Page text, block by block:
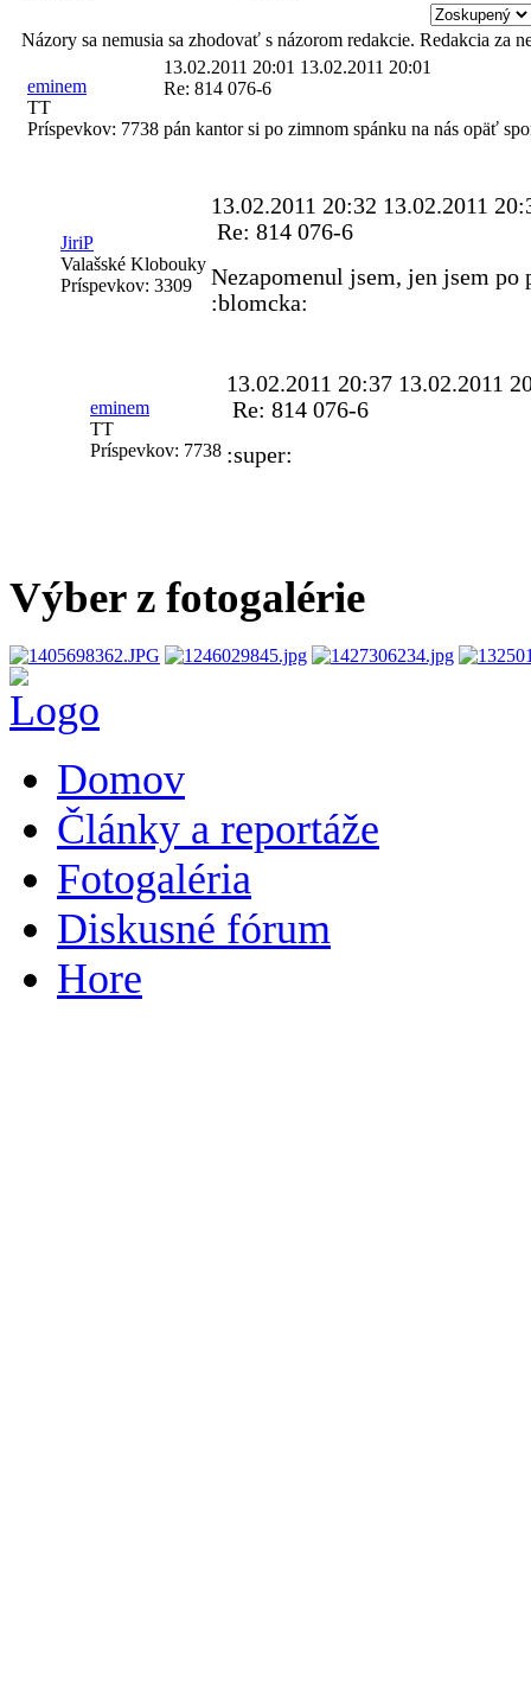
Názory sa nemusia sa zhodovať s názorom redakcie. Redakcia za
eminem
TT
Príspevkov: 7738
13.02.2011 20:01 13.02.2011 20:01
Re: 814 076-6
pán kantor si po zimnom spánku na nás opäť
JiriP
Valašské Klobouky
Príspevkov: 3309
13.02.2011 20:32 13.02.2011
Re: 814 076-6
Nezapomenul jsem, jen jsem
:blomcka:
eminem
TT
Príspevkov: 7738
13.02.2011 20:37 13.02.2011
Re: 814 076-6
:super:
Výber z fotogalérie
Domov
Články a reportáže
Fotogaléria
Diskusné fórum
Hore